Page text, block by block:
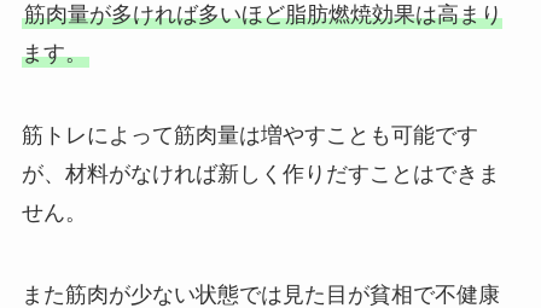
筋肉量が多ければ多いほど脂肪燃焼効果は高まり
ます。
筋トレによって筋肉量は増やすことも可能です
が、材料がなければ新しく作りだすことはできま
せん。
また筋肉が少ない状態では見た目が貧相で不健康